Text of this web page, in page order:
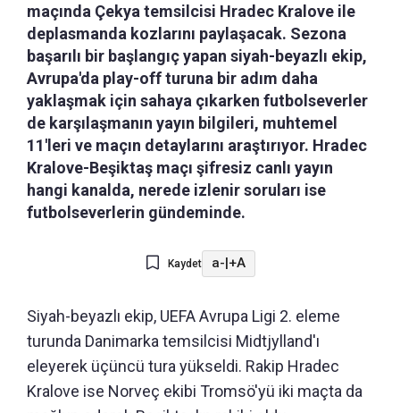
maçında Çekya temsilcisi Hradec Kralove ile
deplasmanda kozlarını paylaşacak. Sezona
başarılı bir başlangıç yapan siyah-beyazlı ekip,
Avrupa'da play-off turuna bir adım daha
yaklaşmak için sahaya çıkarken futbolseverler
de karşılaşmanın yayın bilgileri, muhtemel
11'leri ve maçın detaylarını araştırıyor. Hradec
Kralove-Beşiktaş maçı şifresiz canlı yayın
hangi kanalda, nerede izlenir soruları ise
futbolseverlerin gündeminde.
Kaydet a-|+A
Siyah-beyazlı ekip, UEFA Avrupa Ligi 2. eleme
turunda Danimarka temsilcisi Midtjylland'ı
eleyerek üçüncü tura yükseldi. Rakip Hradec
Kralove ise Norveç ekibi Tromsö'yü iki maçta da